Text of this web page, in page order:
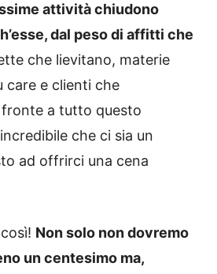
attività chiudono
dal peso di affitti che
che lievitano, materie
care e clienti che
a tutto questo
che ci sia un
ad offrirci una cena
Non solo non dovremo
un centesimo ma,